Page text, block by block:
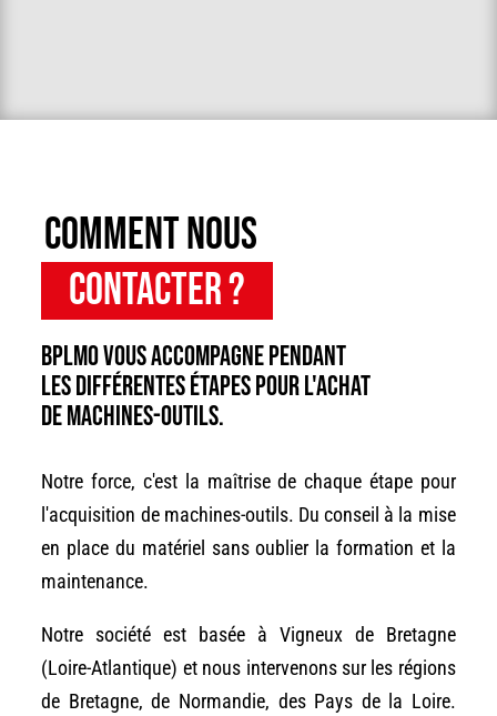
Comment nous
contacter ?
BPLMO vous accompagne pendant
les différentes étapes pour l'achat
de machines-outils.
Notre force, c'est la maîtrise de chaque étape pour
l'acquisition de machines-outils. Du conseil à la mise
en place du matériel sans oublier la formation et la
maintenance.
Notre société est basée à Vigneux de Bretagne
(Loire-Atlantique) et nous intervenons sur les régions
de Bretagne, de Normandie, des Pays de la Loire.